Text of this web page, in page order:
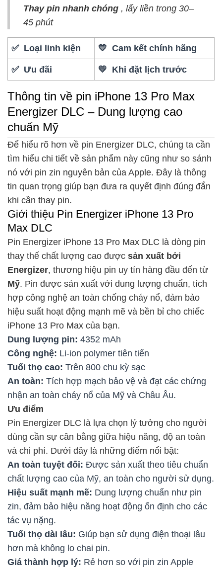
Thay pin nhanh chóng , lấy liền trong 30–
45 phút
✅ Loại linh kiện 💛 Cam kết chính hãng
✅ Ưu đãi 💛 Khi đặt lịch trước
Thông tin về pin iPhone 13 Pro Max
Energizer DLC – Dung lượng cao
chuẩn Mỹ
Để hiểu rõ hơn về pin Energizer DLC, chúng ta cần
tìm hiểu chi tiết về sản phẩm này cũng như so sánh
nó với pin zin nguyên bản của Apple. Đây là thông
tin quan trọng giúp bạn đưa ra quyết định đúng đắn
khi cần thay pin.
Giới thiệu Pin Energizer iPhone 13 Pro
Max DLC
Pin Energizer iPhone 13 Pro Max DLC là dòng pin
thay thế chất lượng cao được sản xuất bởi
Energizer, thương hiệu pin uy tín hàng đầu đến từ
Mỹ. Pin được sản xuất với dung lượng chuẩn, tích
hợp công nghệ an toàn chống cháy nổ, đảm bảo
hiệu suất hoạt động mạnh mẽ và bền bỉ cho chiếc
iPhone 13 Pro Max của bạn.
Dung lượng pin: 4352 mAh
Công nghệ: Li-ion polymer tiên tiến
Tuổi thọ cao: Trên 800 chu kỳ sạc
An toàn: Tích hợp mạch bảo vệ và đạt các chứng
nhận an toàn cháy nổ của Mỹ và Châu Âu.
Ưu điểm
Pin Energizer DLC là lựa chọn lý tưởng cho người
dùng cần sự cân bằng giữa hiệu năng, độ an toàn
và chi phí. Dưới đây là những điểm nổi bật:
An toàn tuyệt đối: Được sản xuất theo tiêu chuẩn
chất lượng cao của Mỹ, an toàn cho người sử dụng.
Hiệu suất mạnh mẽ: Dung lượng chuẩn như pin
zin, đảm bảo hiệu năng hoạt động ổn định cho các
tác vụ nặng.
Tuổi thọ dài lâu: Giúp bạn sử dụng điện thoại lâu
hơn mà không lo chai pin.
Giá thành hợp lý: Rẻ hơn so với pin zin Apple